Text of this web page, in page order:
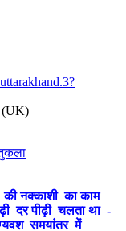
(UK)
नक्काशी का काम
दर पीढ़ी चलता था -
समयांतर में